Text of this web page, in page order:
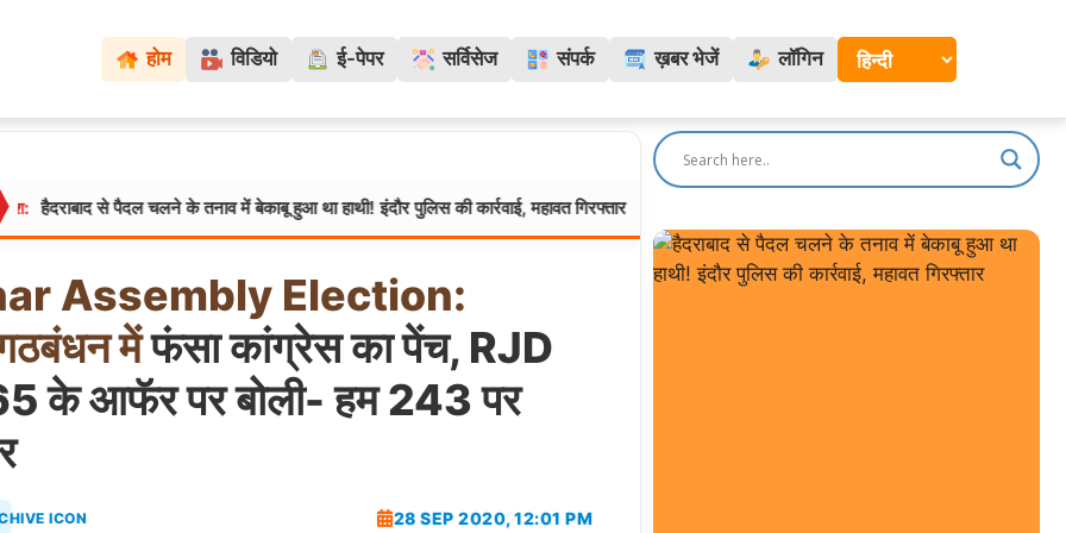
होम विडियो ई-पेपर सर्विसेज संपर्क ख़बर भेजें लॉगिन
से पैदल चलने के तनाव में बेकाबू हुआ था हाथी! इंदौर पुलिस की कार्रवाई, महावत गिरफ्तार मध्यप्रदेश:
Assembly Election:
मेंफंसा कांग्रेस का पेंच, RJD
के आफॅर पर बोली- हम 243 पर
28 SEP 2020, 12:01 PM